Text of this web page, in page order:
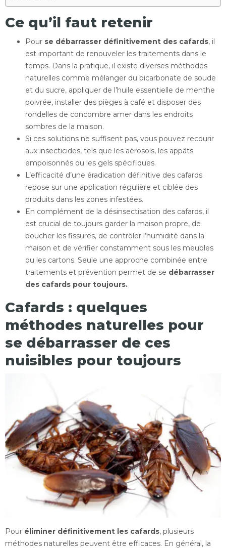
Ce qu’il faut retenir
Pour se débarrasser définitivement des cafards, il
est important de renouveler les traitements dans le
temps. Dans la pratique, il existe diverses méthodes
naturelles comme mélanger du bicarbonate de soude
et du sucre, appliquer de l’huile essentielle de menthe
poivrée, installer des pièges à café et disposer des
rondelles de concombre amer dans les endroits
sombres de la maison.
Si ces solutions ne suffisent pas, vous pouvez recourir
aux insecticides, tels que les aérosols, les appâts
empoisonnés ou les gels spécifiques.
L’efficacité d’une éradication définitive des cafards
repose sur une application régulière et ciblée des
produits dans les zones infestées.
En complément de la désinsectisation des cafards, il
est crucial de toujours garder la maison propre, de
boucher les fissures, de contrôler l’humidité dans la
maison et de vérifier constamment sous les meubles
ou les cartons. Seule une approche combinée entre
traitements et prévention permet de se débarrasser
des cafards pour toujours.
Cafards : quelques
méthodes naturelles pour
se débarrasser de ces
nuisibles pour toujours
Pour éliminer définitivement les cafards, plusieurs
méthodes naturelles peuvent être efficaces. En général, la